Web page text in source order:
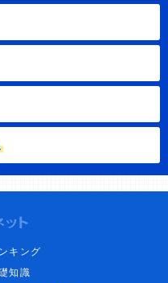
キング
知識